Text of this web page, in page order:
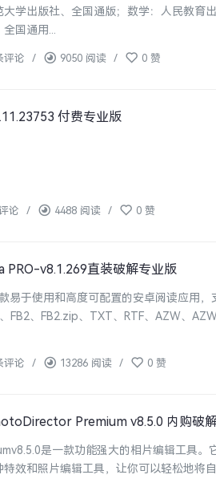
学出版社、全国通版；数学：人民教育
国通用...
评论 / 9050 阅读 / 0 赞
付费专业版
论 / 4488 阅读 / 0 赞
PRO-v8.1.269直装破解专业版
易于使用和高度可配置的安卓阅读应用，
FB2、FB2.zip、TXT、RTF、AZW、
评论 / 13286 阅读 / 0 赞
Premium v8.5.0 内购破
是一款功能强大的相片编辑工具。
效和照片编辑工具，让你可以轻松地将